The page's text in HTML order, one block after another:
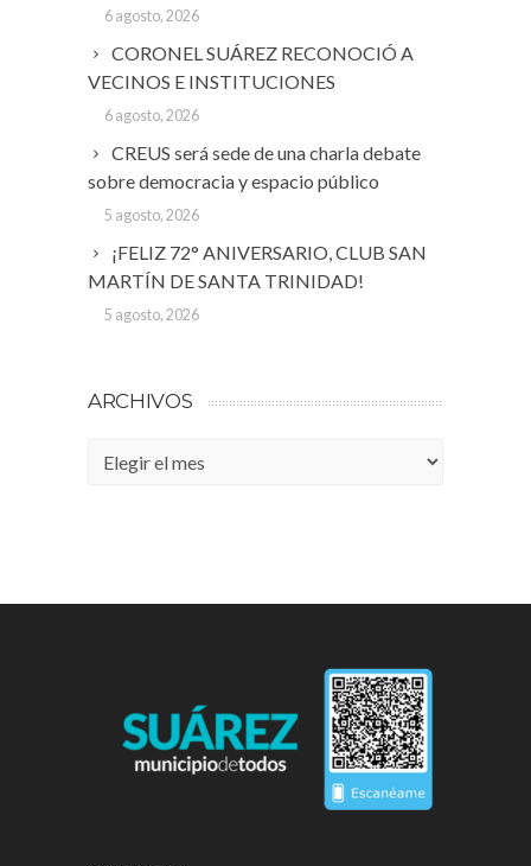
6 agosto, 2026
CORONEL SUÁREZ RECONOCIÓ A
VECINOS E INSTITUCIONES
6 agosto, 2026
CREUS será sede de una charla debate
sobre democracia y espacio público
5 agosto, 2026
¡FELIZ 72° ANIVERSARIO, CLUB SAN
MARTÍN DE SANTA TRINIDAD!
5 agosto, 2026
ARCHIVOS
Archivos